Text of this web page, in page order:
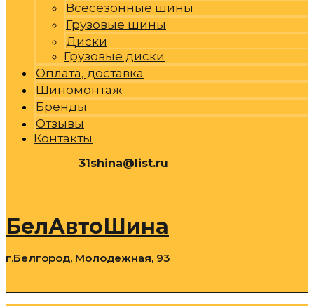
Всесезонные шины
Грузовые шины
Диски
Грузовые диски
Оплата, доставка
Шиномонтаж
Бренды
Отзывы
Контакты
31shina@list.ru
БелАвтоШина
г.Белгород, Молодежная, 93